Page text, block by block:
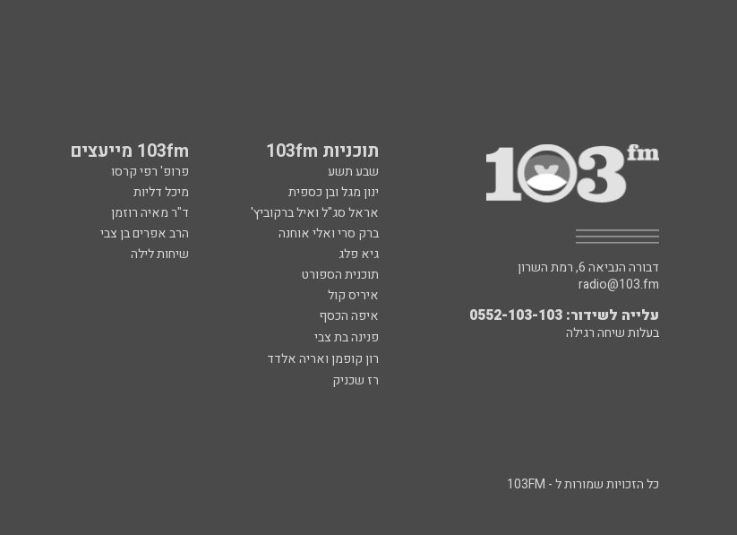
תוכניות 103fm 103fm מייעצים
שבע תשע פרופ' רפי קרסו
ינון מגל ובן כספית
מיכל דליות
אראל סג"ל ואיל ברקוביץ'
ד"ר מאיה רוזמן
ברק סרי ואלי אוחנה
הרב אפרים בן צבי
גיא פלג
שיחות לילה
תוכנית הספורט
איריס קול
איפה הכסף
פנינה בת צבי
רון קופמן ואריה אלדד
רז שכניק
דבורה הנביאה 6, רמת השרון
radio@103.fm
עלייה לשידור: 0552-103-103
בעלות שיחה רגילה
כל הזכויות שמורות ל - 103FM